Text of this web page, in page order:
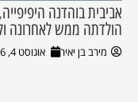
אביבית בוהדנה
הולדתה ממש לאחרונה
מירב בן יאיר אוגוסט 4, 2026